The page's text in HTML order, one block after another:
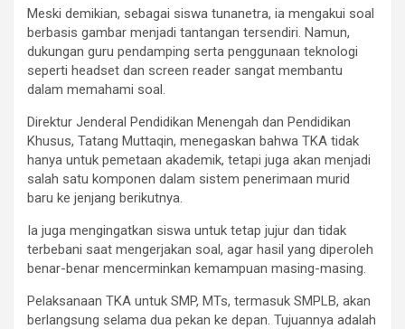
Meski demikian, sebagai siswa tunanetra, ia mengakui soal
berbasis gambar menjadi tantangan tersendiri. Namun,
dukungan guru pendamping serta penggunaan teknologi
seperti headset dan screen reader sangat membantu
dalam memahami soal.
Direktur Jenderal Pendidikan Menengah dan Pendidikan
Khusus, Tatang Muttaqin, menegaskan bahwa TKA tidak
hanya untuk pemetaan akademik, tetapi juga akan menjadi
salah satu komponen dalam sistem penerimaan murid
baru ke jenjang berikutnya.
Ia juga mengingatkan siswa untuk tetap jujur dan tidak
terbebani saat mengerjakan soal, agar hasil yang diperoleh
benar-benar mencerminkan kemampuan masing-masing.
Pelaksanaan TKA untuk SMP, MTs, termasuk SMPLB, akan
berlangsung selama dua pekan ke depan. Tujuannya adalah